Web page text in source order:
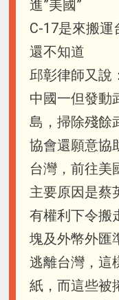
進”美國”
C-17是來搬
還不知道
邱彰律師又說：
中國一但發動
島，掃除殘餘
協會還願意協
台灣，前往美
主要原因是蔡
有權利下令搬
塊及外幣外匯
逃離台灣，這
紙，而這些被